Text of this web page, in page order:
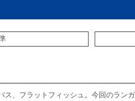
ス、フラットフィッシュ。今回のラ